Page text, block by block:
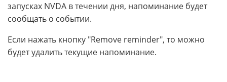
запусках NVDA в течении дня, напоминание будет
сообщать о событии.
Если нажать кнопку "Remove reminder", то можно
будет удалить текущие напоминание.